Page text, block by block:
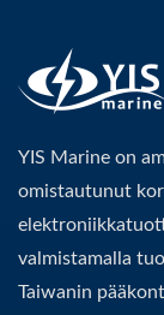
YIS Marine on
omistautunut
valmistamalla
Taiwanin